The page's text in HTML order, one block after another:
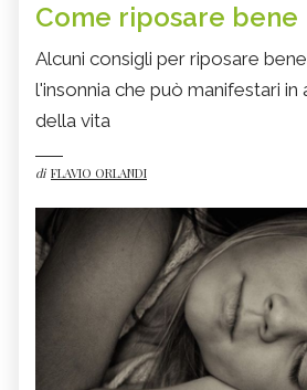
Come riposare bene
Alcuni consigli per riposare
l'insonnia che può manifestari in
della vita
di FLAVIO ORLANDI